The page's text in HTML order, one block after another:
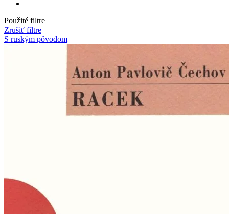
Použité filtre
Zrušiť filtre
S ruským pôvodom